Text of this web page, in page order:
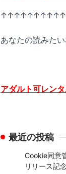
あなたの読みた
アダルト可レン
最近の投稿
Cookie同意
リリース記